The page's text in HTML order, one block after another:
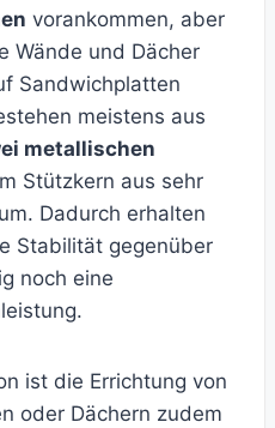
vorankommen, aber
Wände und Dächer
Sandwichplatten
meistens aus
metallischen
Stützkern aus sehr
Dadurch erhalten
Stabilität gegenüber
noch eine
ist die Errichtung von
oder Dächern zudem